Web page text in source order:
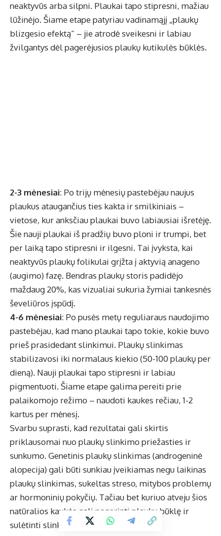
neaktyvūs arba silpni. Plaukai tapo stipresni, mažiau
lūžinėjo. Šiame etape patyriau vadinamąjį „plaukų
blizgesio efektą” – jie atrodė sveikesni ir labiau
žvilgantys dėl pagerėjusios plaukų kutikulės būklės.
2-3 mėnesiai: Po trijų mėnesių pastebėjau naujus
plaukus ataugančius ties kakta ir smilkiniais –
vietose, kur anksčiau plaukai buvo labiausiai išretėję.
Šie nauji plaukai iš pradžių buvo ploni ir trumpi, bet
per laiką tapo stipresni ir ilgesni. Tai įvyksta, kai
neaktyvūs plaukų folikulai grįžta į aktyvią anageno
(augimo) fazę. Bendras plaukų storis padidėjo
maždaug 20%, kas vizualiai sukuria žymiai tankesnės
ševeliūros įspūdį.
4-6 mėnesiai: Po pusės metų reguliaraus naudojimo
pastebėjau, kad mano plaukai tapo tokie, kokie buvo
prieš prasidedant slinkimui. Plaukų slinkimas
stabilizavosi iki normalaus kiekio (50-100 plaukų per
dieną). Nauji plaukai tapo stipresni ir labiau
pigmentuoti. Šiame etape galima pereiti prie
palaikomojo režimo – naudoti kaukes rečiau, 1-2
kartus per mėnesį.
Svarbu suprasti, kad rezultatai gali skirtis
priklausomai nuo plaukų slinkimo priežasties ir
sunkumo. Genetinis plaukų slinkimas (androgeninė
alopecija) gali būti sunkiau įveikiamas negu laikinas
plaukų slinkimas, sukeltas streso, mitybos problemų
ar hormoninių pokyčių. Tačiau bet kuriuo atveju šios
natūralios kaukės gali pagerinti plaukų būklę ir
sulėtinti slinkimo procesą.